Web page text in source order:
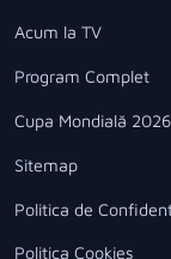
Acum la TV
Program Complet
Cupa Mondială 2026
Sitemap
Politica de
Politica Cookies